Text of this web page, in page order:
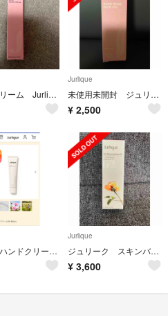
ハンドクリーム Jurlique
Jurlique
未使用未開封 ジュリーク ＲＯフェイスオイル 30ml
¥ 2,500
ローズ ハンドクリーム 未開封
Jurlique
ジュリーク スキンバランシングフェイスオイル
¥ 3,600